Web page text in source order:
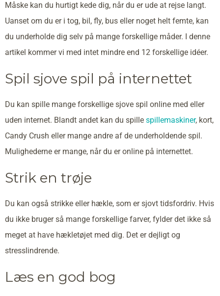
Måske kan du hurtigt kede dig, når du er ude at rejse langt.
Uanset om du er i tog, bil, fly, bus eller noget helt femte, kan
du underholde dig selv på mange forskellige måder. I denne
artikel kommer vi med intet mindre end 12 forskellige idéer.
Spil sjove spil på internettet
Du kan spille mange forskellige sjove spil online med eller
uden internet. Blandt andet kan du spille spillemaskiner, kort,
Candy Crush eller mange andre af de underholdende spil.
Mulighederne er mange, når du er online på internettet.
Strik en trøje
Du kan også strikke eller hækle, som er sjovt tidsfordriv. Hvis
du ikke bruger så mange forskellige farver, fylder det ikke så
meget at have hækletøjet med dig. Det er dejligt og
stresslindrende.
Læs en god bog